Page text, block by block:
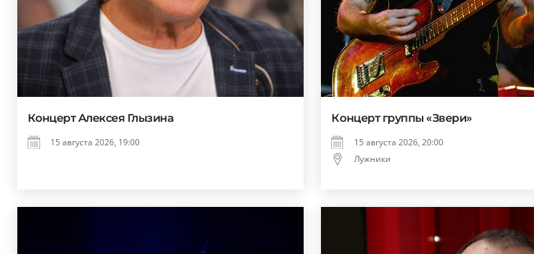
Концерт Алексея Глызина
15 августа 2026, 19:00
Концерт группы «Звери»
15 августа 2026, 20:00
Лужники